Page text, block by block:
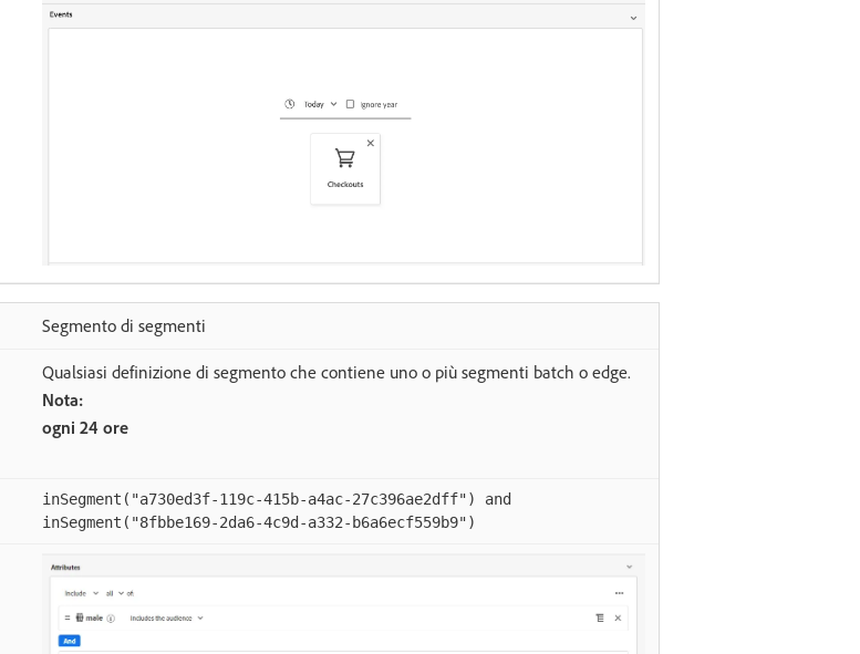
Segmento di segmenti
Qualsiasi definizione di segmento che contiene uno o più segmenti batch o edge.
Nota:
ogni 24 ore
inSegment("a730ed3f-119c-415b-a4ac-27c396ae2dff") and
inSegment("8fbbe169-2da6-4c9d-a332-b6a6ecf559b9")